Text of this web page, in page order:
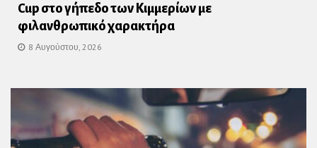
Cup στο γήπεδο των Κιμμερίων με
φιλανθρωπικό χαρακτήρα
8 Αυγούστου, 2026